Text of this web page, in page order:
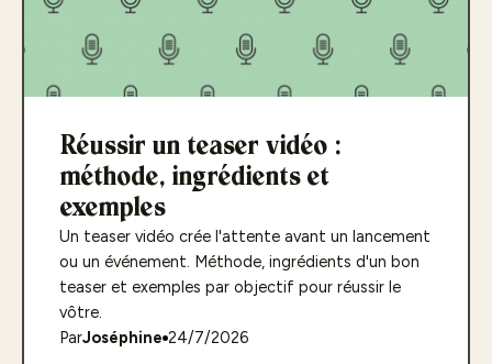
Réussir un teaser vidéo :
méthode, ingrédients et
exemples
Un teaser vidéo crée l'attente avant un lancement
ou un événement. Méthode, ingrédients d'un bon
teaser et exemples par objectif pour réussir le
vôtre.
ParJoséphine 24/7/2026